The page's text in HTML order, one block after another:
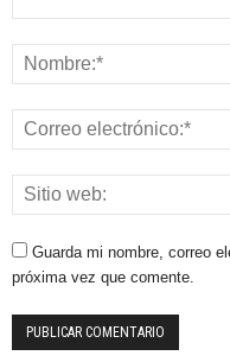
Guarda mi nombre, correo
próxima vez que comente.